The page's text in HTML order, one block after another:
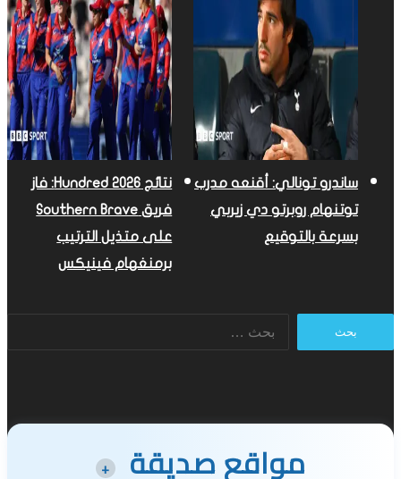
نتائج Hundred 2026: فاز
فريق Southern Brave
على متذيل الترتيب
برمنغهام فينيكس
ساندرو تونالي: أقنعه مدرب
توتنهام روبرتو دي زيربي
بسرعة بالتوقيع
البحث
مواقع صديقة +